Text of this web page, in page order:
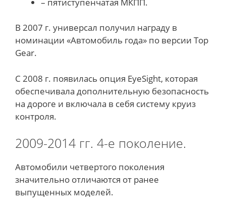
В 2007 г. универсал получил награду в
номинации «Автомобиль года» по версии Top
Gear.
С 2008 г. появилась опция EyeSight, которая
обеспечивала дополнительную безопасность
на дороге и включала в себя систему круиз
контроля.
2009-2014 гг. 4-е поколение.
Автомобили четвертого поколения
значительно отличаются от ранее
выпущенных моделей.